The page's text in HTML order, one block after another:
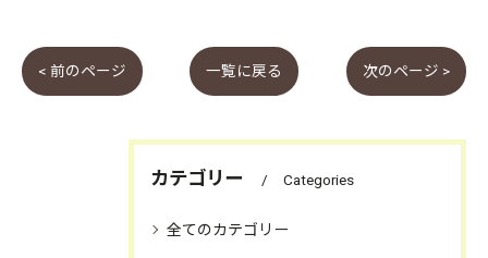
< 前のページ 一覧に戻る 次のページ >
カテゴリー Categories
全てのカテゴリー